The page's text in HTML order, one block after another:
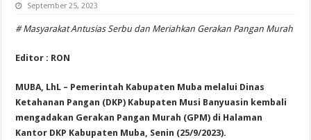
September 25, 2023
# Masyarakat Antusias Serbu dan Meriahkan Gerakan Pangan Murah
Editor : RON
MUBA, LhL – Pemerintah Kabupaten Muba melalui Dinas
Ketahanan Pangan (DKP) Kabupaten Musi Banyuasin kembali
mengadakan Gerakan Pangan Murah (GPM) di Halaman
Kantor DKP Kabupaten Muba, Senin (25/9/2023).